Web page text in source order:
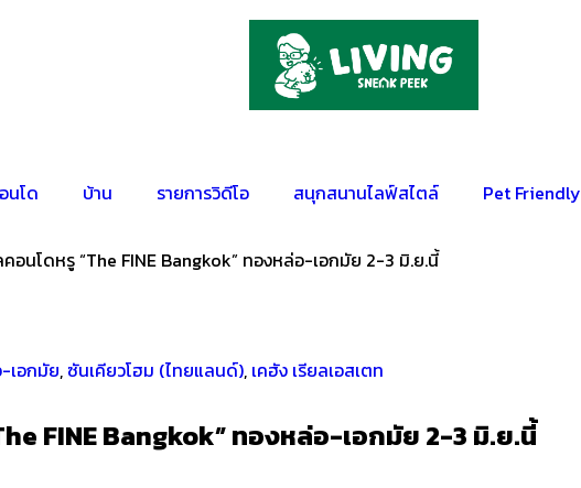
นโด บ้าน รายการวิดีโอ สนุกสนานไลฟ์สไตล์ Pet Friendly
อนโดหรู “The FINE Bangkok” ทองหล่อ-เอกมัย 2-3 มิ.ย.นี้
เอกมัย, ซันเคียวโฮม (ไทยแลนด์), เคฮัง เรียลเอสเตท
FINE Bangkok” ทองหล่อ-เอกมัย 2-3 มิ.ย.นี้